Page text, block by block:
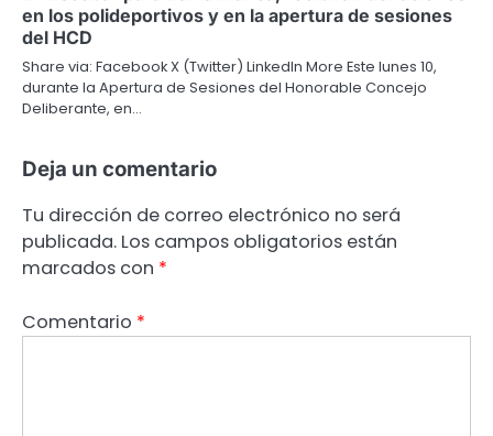
en los polideportivos y en la apertura de sesiones
del HCD
Share via: Facebook X (Twitter) LinkedIn More Este lunes 10,
durante la Apertura de Sesiones del Honorable Concejo
Deliberante, en…
Deja un comentario
Tu dirección de correo electrónico no será
publicada. Los campos obligatorios están
marcados con *
Comentario *